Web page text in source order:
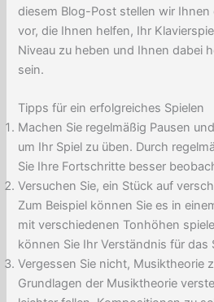
diesem Blog-Post stellen wir Ihnen
vor, die Ihnen helfen, Ihr
Niveau zu heben und Ihnen dabei
sein.
Tipps für ein erfolgreiches Spielen
Machen Sie regelmäßig Pausen
um Ihr Spiel zu üben. Durch
Sie Ihre Fortschritte besser
Versuchen Sie, ein Stück auf
Zum Beispiel können Sie es in
mit verschiedenen Tonhöhen
können Sie Ihr Verständnis für das
Vergessen Sie nicht, Musiktheorie
Grundlagen der Musiktheorie